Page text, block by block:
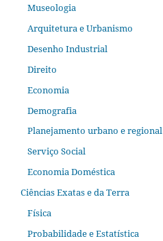
Museologia
Arquitetura e Urbanismo
Desenho Industrial
Direito
Economia
Demografia
Planejamento urbano e regional
Serviço Social
Economia Doméstica
Ciências Exatas e da Terra
Física
Probabilidade e Estatística